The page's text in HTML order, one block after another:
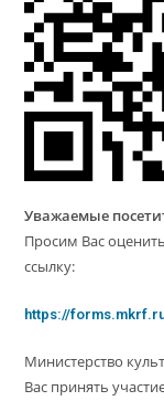
Уважаемые
Просим Вас
ссылку:
https://
Министерство
Вас принять